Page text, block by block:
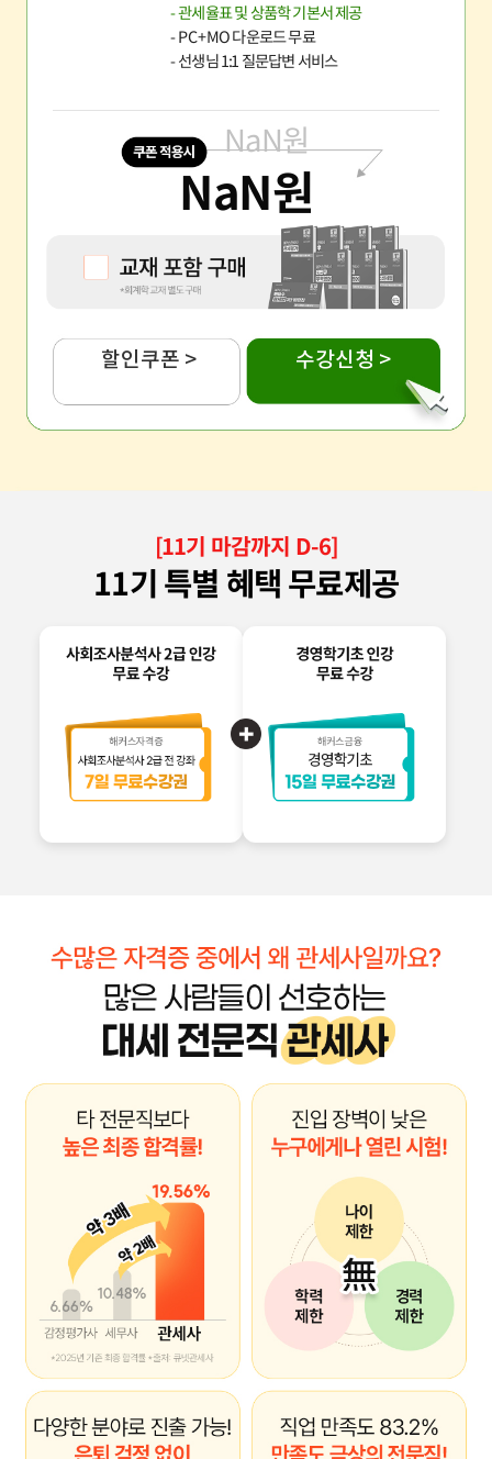
- 관세율표 및 상품학 기본서 제공
- PC+MO 다운로드 무료
- 선생님 1:1 질문답변 서비스
NaN원
NaN원
할인쿠폰 > 수강신청 >
[11기 마감까지 D-6]
11기 특별 혜택 무료제공